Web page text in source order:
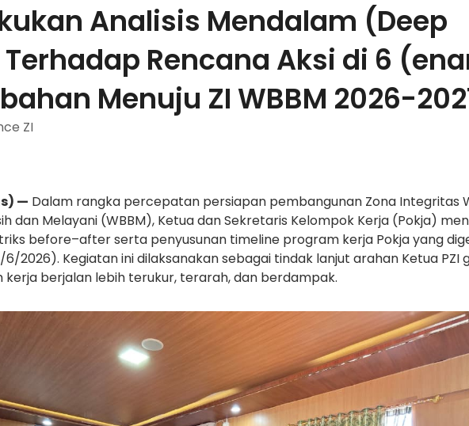
Analisis Mendalam (Deep
Rencana Aksi di 6
Menuju ZI WBBM 2026-
ZI
— Dalam rangka percepatan persiapan pembangunan Zona Integritas
dan Melayani (WBBM), Ketua dan Sekretaris Kelompok Kerja (Pokja)
before–after serta penyusunan timeline program kerja Pokja yang
6/2026). Kegiatan ini dilaksanakan sebagai tindak lanjut arahan Ketua PZI
berjalan lebih terukur, terarah, dan berdampak.